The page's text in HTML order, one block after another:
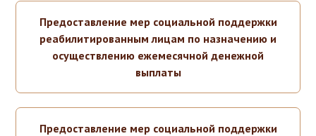
Предоставление мер социальной поддержки
реабилитированным лицам по назначению и
осуществлению ежемесячной денежной
выплаты
Предоставление мер социальной поддержки